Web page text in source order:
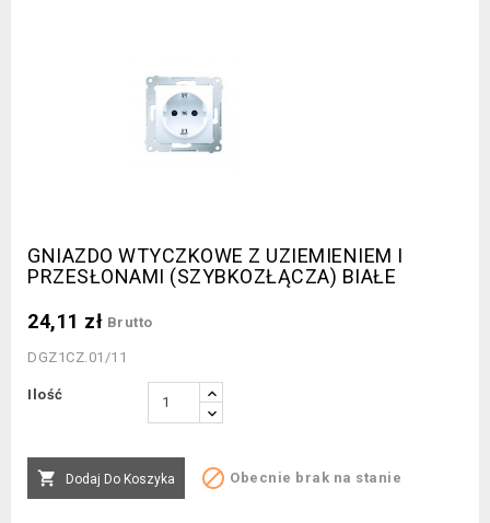
GNIAZDO WTYCZKOWE Z UZIEMIENIEM I
PRZESŁONAMI (SZYBKOZŁĄCZA) BIAŁE
24,11 zł Brutto
DGZ1CZ.01/11
Ilość
 Dodaj Do Koszyka  Obecnie brak na stanie